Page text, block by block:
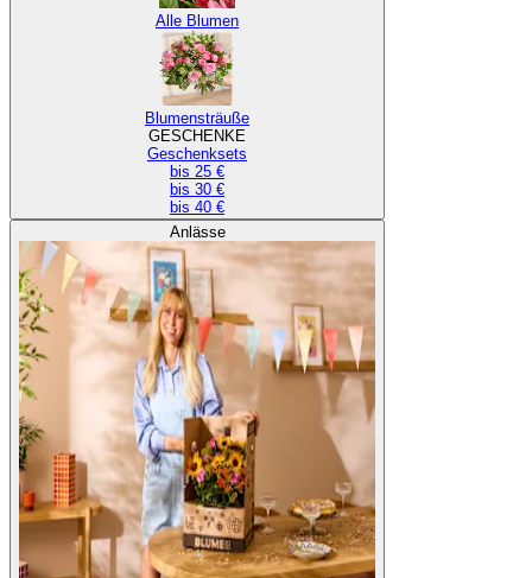
Alle Blumen
Blumensträuße
GESCHENKE
Geschenksets
bis 25 €
bis 30 €
bis 40 €
Anlässe